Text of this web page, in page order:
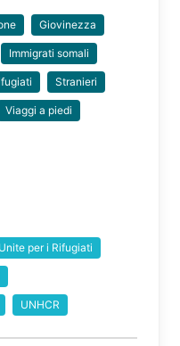
Giovinezza
Immigrati somali
Stranieri
Viaggi a piedi
per i Rifugiati
UNHCR